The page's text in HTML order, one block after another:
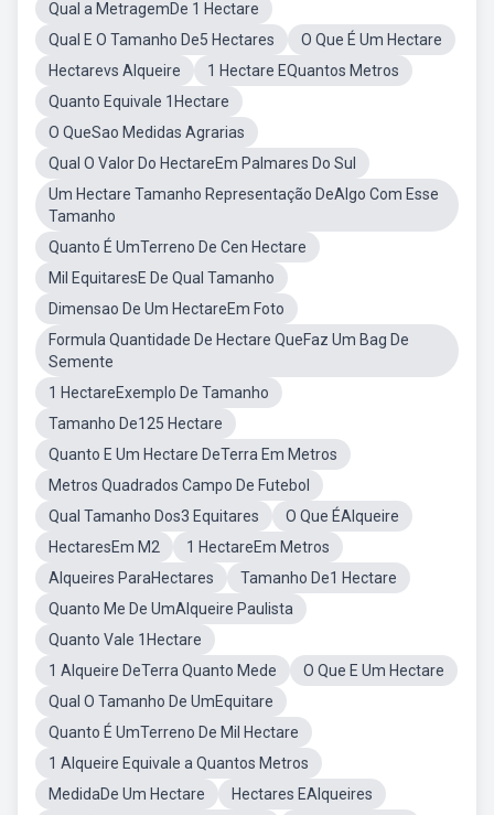
Qual a MetragemDe 1 Hectare
Qual E O Tamanho De5 Hectares
O Que É Um Hectare
Hectarevs Alqueire
1 Hectare EQuantos Metros
Quanto Equivale 1Hectare
O QueSao Medidas Agrarias
Qual O Valor Do HectareEm Palmares Do Sul
Um Hectare Tamanho Representação DeAlgo Com Esse
Tamanho
Quanto É UmTerreno De Cen Hectare
Mil EquitaresE De Qual Tamanho
Dimensao De Um HectareEm Foto
Formula Quantidade De Hectare QueFaz Um Bag De
Semente
1 HectareExemplo De Tamanho
Tamanho De125 Hectare
Quanto E Um Hectare DeTerra Em Metros
Metros Quadrados Campo De Futebol
Qual Tamanho Dos3 Equitares
O Que ÉAlqueire
HectaresEm M2
1 HectareEm Metros
Alqueires ParaHectares
Tamanho De1 Hectare
Quanto Me De UmAlqueire Paulista
Quanto Vale 1Hectare
1 Alqueire DeTerra Quanto Mede
O Que E Um Hectare
Qual O Tamanho De UmEquitare
Quanto É UmTerreno De Mil Hectare
1 Alqueire Equivale a Quantos Metros
MedidaDe Um Hectare
Hectares EAlqueires